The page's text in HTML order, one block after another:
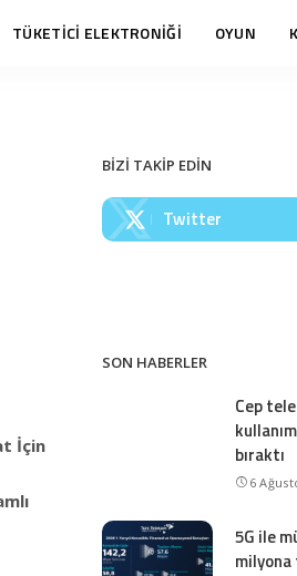
TÜKETİCİ ELEKTRONİĞİ OYUN
İçin
BİZİ TAKİP EDİN
Twitter
SON HABERLER
Cep
bıraktı
6
5G ile
milyona